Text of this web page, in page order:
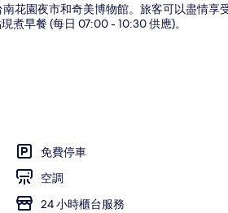
花園夜市和奇美博物館。旅客可以盡情享
煮早餐 (每日 07:00 - 10:30 供應)。
免費停車
空調
24 小時櫃台服務